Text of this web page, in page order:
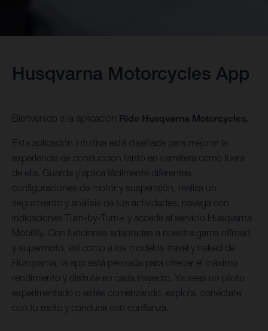
Husqvarna Motorcycles App
Bienvenido a la aplicación Ride Husqvarna Motorcycles.
Esta aplicación intuitiva está diseñada para mejorar la
experiencia de conducción tanto en carretera como fuera
de ella. Guarda y aplica fácilmente diferentes
configuraciones de motor y suspensión, realiza un
seguimiento y análisis de tus actividades, navega con
indicaciones Turn-by-Turn+ y accede al servicio Husqvarna
Mobility. Con funciones adaptadas a nuestra gama offroad
y supermoto, así como a los modelos travel y naked de
Husqvarna, la app está pensada para ofrecer el máximo
rendimiento y disfrute en cada trayecto. Ya seas un piloto
experimentado o estés comenzando, explora, conéctate
con tu moto y conduce con confianza.